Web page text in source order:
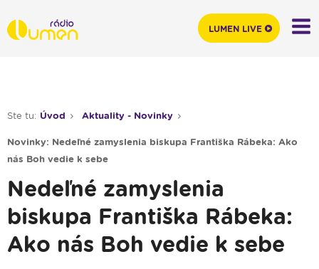
Ste tu: Úvod Aktuality - Novinky
Novinky: Nedeľné zamyslenia biskupa Františka Rábeka: Ako
nás Boh vedie k sebe
Nedeľné zamyslenia
biskupa Františka Rábeka:
Ako nás Boh vedie k sebe
LUMEN LIVE